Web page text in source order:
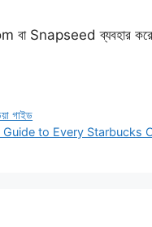
Snapseed ব্যবহার করে
গাইড
to Every Starbucks